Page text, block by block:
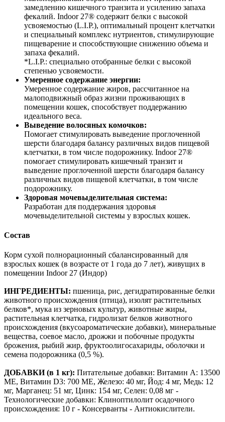
замедлению кишечного транзита и усилению запаха
фекалий. Indoor 27® содержит белки с высокой
усвояемостью (L.I.P.), оптимальный процент клетчатки
и специальный комплекс нутриентов, стимулирующие
пищеварение и способствующие снижению объема и
запаха фекалий.
*L.I.P.: специально отобранные белки с высокой
степенью усвояемости.
Умеренное содержание энергии:
Умеренное содержание жиров, рассчитанное на
малоподвижный образ жизни проживающих в
помещении кошек, способствует поддержанию
идеального веса.
Выведение волосяных комочков:
Помогает стимулировать выведение проглоченной
шерсти благодаря балансу различных видов пищевой
клетчатки, в том числе подорожнику. Indoor 27®
помогает стимулировать кишечный транзит и
выведение проглоченной шерсти благодаря балансу
различных видов пищевой клетчатки, в том числе
подорожнику.
Здоровая мочевыделительная система:
Разработан для поддержания здоровья
мочевыделительной системы у взрослых кошек.
Состав
Корм сухой полнорационный сбалансированный для
взрослых кошек (в возрасте от 1 года до 7 лет), живущих в
помещении Indoor 27 (Индор)
ИНГРЕДИЕНТЫ: пшеница, рис, дегидратированные белки
животного происхождения (птица), изолят растительных
белков*, мука из зерновых культур, животные жиры,
растительная клетчатка, гидролизат белков животного
происхождения (вкусоароматические добавки), минеральные
вещества, соевое масло, дрожжи и побочные продукты
брожения, рыбий жир, фруктоолигосахариды, оболочки и
семена подорожника (0,5 %).
ДОБАВКИ (в 1 кг): Питательные добавки: Витамин A: 13500
ME, Витамин D3: 700 ME, Железо: 40 мг, Йод: 4 мг, Медь: 12
мг, Марганец: 51 мг, Цинк: 154 мг, Ceлeн: 0,08 мг -
Технологические добавки: Клиноптилолит осадочного
происхождения: 10 г - Консерванты - Антиокислители.